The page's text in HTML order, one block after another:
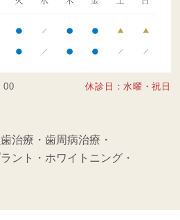
00 休診日：水曜・祝日
治療・歯周病治療・
ント・ ホワイトニング・